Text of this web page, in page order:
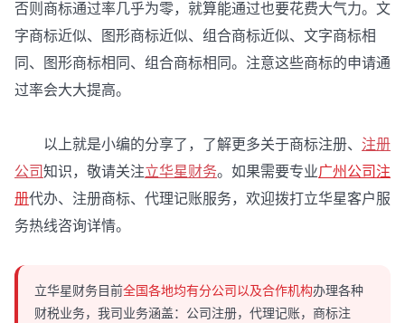
否则商标通过率几乎为零，就算能通过也要花费大气力。文
字商标近似、图形商标近似、组合商标近似、文字商标相
同、图形商标相同、组合商标相同。注意这些商标的申请通
过率会大大提高。
以上就是小编的分享了，了解更多关于商标注册、 注册
公司知识，敬请关注立华星财务。如果需要专业广州公司注
册代办、注册商标、代理记账服务，欢迎拨打立华星客户服
务热线咨询详情。
立华星财务目前全国各地均有分公司以及合作机构办理各种
财税业务，我司业务涵盖：公司注册，代理记账，商标注